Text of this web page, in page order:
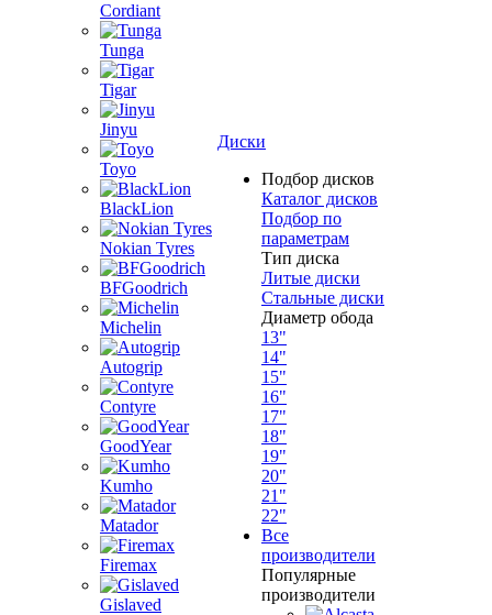
Cordiant
Tunga
Tigar
Jinyu
Toyo
BlackLion
Nokian Tyres
BFGoodrich
Michelin
Autogrip
Contyre
GoodYear
Kumho
Matador
Firemax
Gislaved
Диски
Подбор дисков
Каталог дисков
Подбор по
параметрам
Тип диска
Литые диски
Стальные диски
Диаметр обода
13"
14"
15"
16"
17"
18"
19"
20"
21"
22"
Все
производители
Популярные
производители